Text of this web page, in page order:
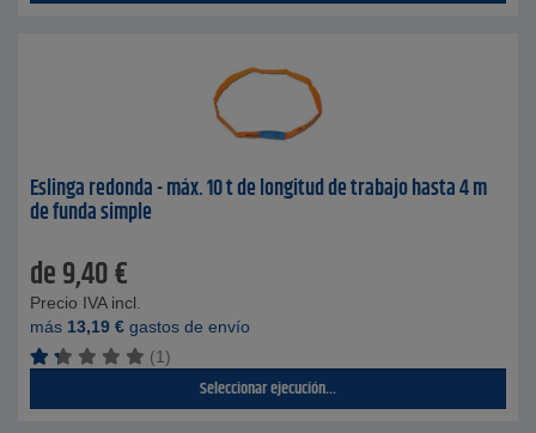
Eslinga redonda - máx. 10 t de longitud de trabajo hasta 4 m
de funda simple
de9,40€
Precio IVA incl.
más 13,19 € gastos de envío
(1)
Seleccionar ejecución...